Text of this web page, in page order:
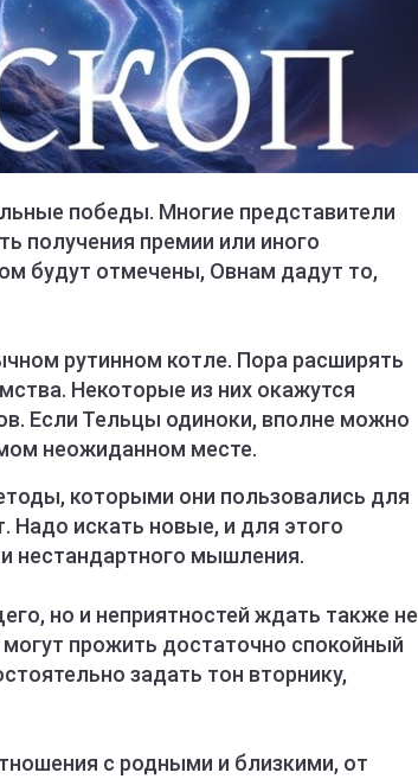
победы. Многие представители
получения премии или иного
будут отмечены, Овнам дадут то,
рутинном котле. Пора расширять
Некоторые из них окажутся
Если Тельцы одиноки, вполне можно
неожиданном месте.
которыми они пользовались для
искать новые, и для этого
нестандартного мышления.
но и неприятностей ждать также не
прожить достаточно спокойный
задать тон вторнику,
с родными и близкими, от